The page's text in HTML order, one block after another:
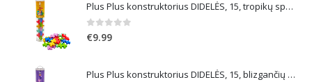
Plus Plus konstruktorius DIDELĖS, 15, tropikų spalvos
0out of 5
€9.99
Plus Plus konstruktorius DIDELĖS, 15, blizgančių spalvų